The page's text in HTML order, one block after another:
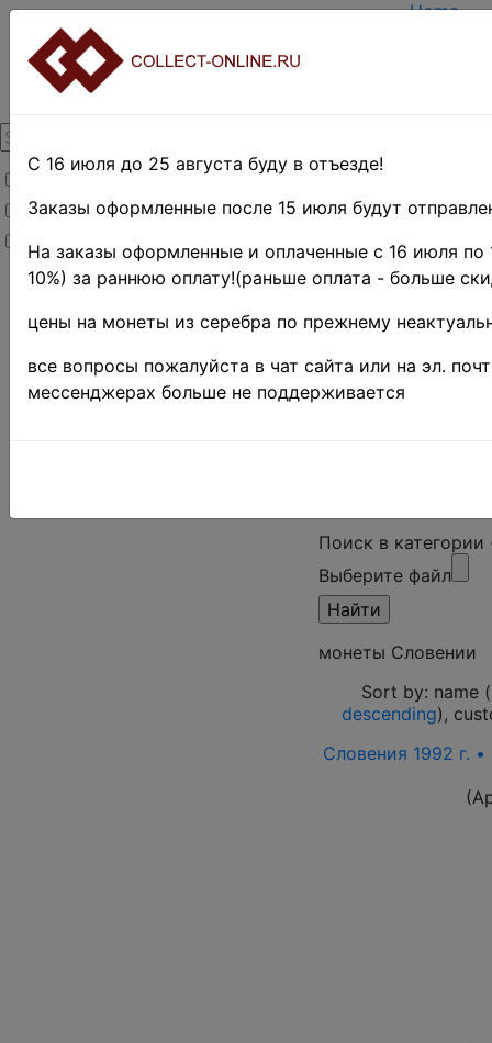
Товары со скидкой
Товары в наличии
Новинки
Home
TERMS
Home»
Coins»
Иностранные
монеты»
Europe»
Поиск в
Выберите файл
монеты Словении
Sort by: name (
descending),
Словения 1992 г.
С 16 июля до 25 августа буду в отъезде!
Заказы оформленные после 15 июля будут
На заказы оформленные и оплаченные с 16 июля по
10%) за раннюю оплату!(раньше оплата - больше
цены на монеты из серебра по прежнему
все вопросы пожалуйста в чат сайта или на эл.
мессенджерах больше не поддерживается